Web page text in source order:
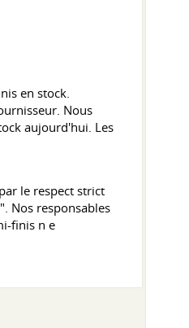
en stock.
Nous
aujourd'hui. Les
le respect strict
Nos responsables
finis n e